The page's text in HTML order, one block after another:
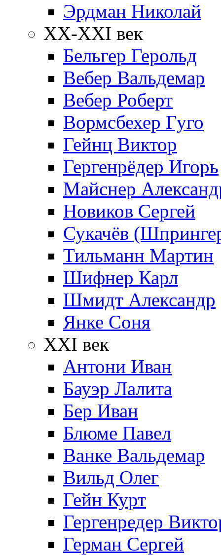
Эрдман Николай
ХХ-XXI век
Бельгер Герольд
Вебер Вальдемар
Вебер Роберт
Вормсбехер Гуго
Гейнц Виктор
Гергенрёдер Игорь
Майснер
Новиков Сергей
Сукачёв
Тильманн Мартин
Шифнер Карл
Шмидт Александр
Янке Соня
XXI век
Антони Иван
Бауэр Лалита
Бер Иван
Блюме Павел
Ванке Вальдемар
Вильд Олег
Гейн Курт
Гергенредер
Герман Сергей